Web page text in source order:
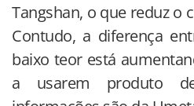
Tangshan, o que reduz o
Contudo, a diferença
baixo teor está
a usarem produto